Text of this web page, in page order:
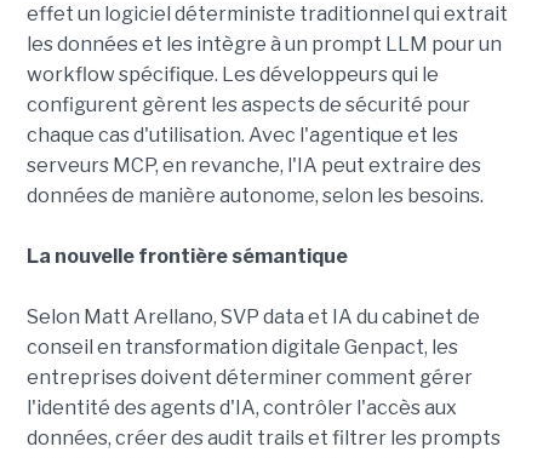
effet un logiciel déterministe traditionnel qui extrait
les données et les intègre à un prompt LLM pour un
workflow spécifique. Les développeurs qui le
configurent gèrent les aspects de sécurité pour
chaque cas d'utilisation. Avec l'agentique et les
serveurs MCP, en revanche, l'IA peut extraire des
données de manière autonome, selon les besoins.
La nouvelle frontière sémantique
Selon Matt Arellano, SVP data et IA du cabinet de
conseil en transformation digitale Genpact, les
entreprises doivent déterminer comment gérer
l'identité des agents d'IA, contrôler l'accès aux
données, créer des audit trails et filtrer les prompts